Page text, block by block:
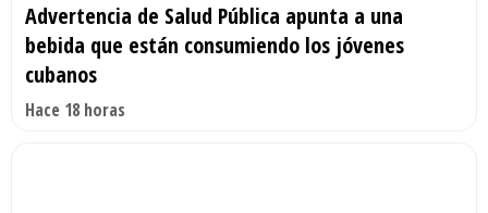
Advertencia de Salud Pública apunta a una
bebida que están consumiendo los jóvenes
cubanos
Hace 18 horas